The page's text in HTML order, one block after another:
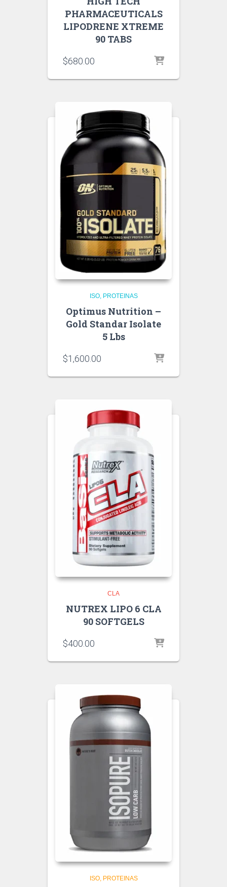
PHARMACEUTICALS
LIPODRENE XTREME
90 TABS
$680.00
ISO PROTEINAS
Optimus Nutrition –
Gold Standar Isolate
5 Lbs
$1,600.00
CLA
NUTREX LIPO 6 CLA
90 SOFTGELS
$400.00
ISO PROTEINAS